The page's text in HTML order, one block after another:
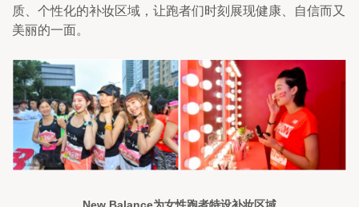
质、个性化的补妆区域，让跑者们时刻展现健康、自信而又
美丽的一面。
New Balance为女性跑者特设补妆区域